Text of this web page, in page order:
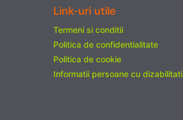
Link-uri utile
Termeni si conditii
Politica de confidentialitate
Politica de cookie
Informatii persoane cu dizabilitati